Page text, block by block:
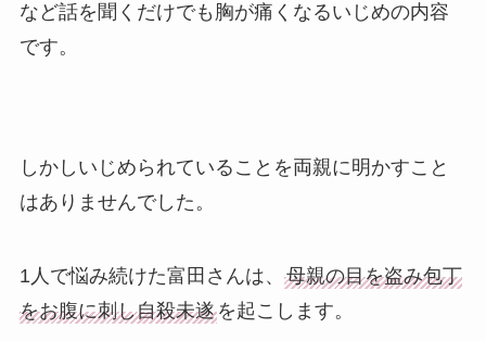
など話を聞くだけでも胸が痛くなるいじめの内容
です。
しかしいじめられていることを両親に明かすこと
はありませんでした。
1人で悩み続けた富田さんは、 母親の目を盗み包丁
をお腹に刺し自殺未遂を起こします。